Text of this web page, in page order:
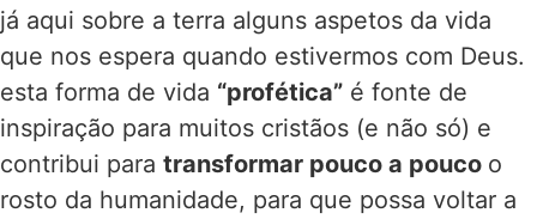
já aqui sobre a terra alguns aspetos da vida
que nos espera quando estivermos com Deus.
esta forma de vida “profética” é fonte de
inspiração para muitos cristãos (e não só) e
contribui para transformar pouco a pouco o
rosto da humanidade, para que possa voltar a